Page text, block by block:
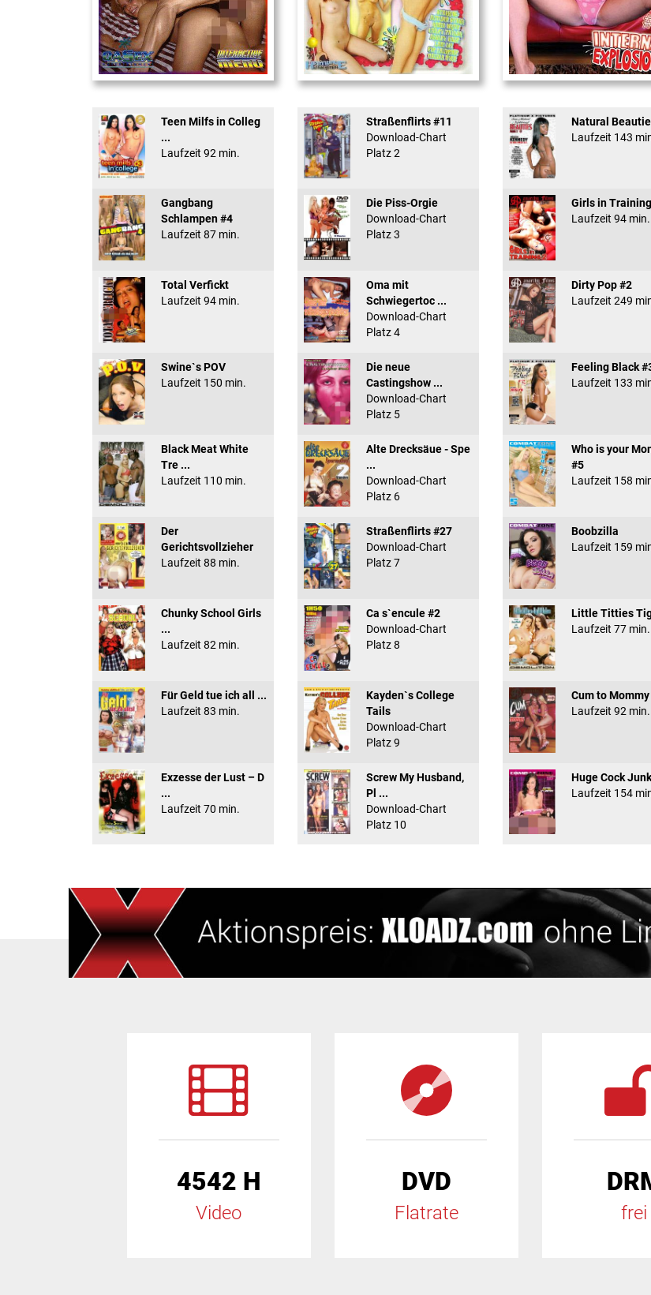
Eine Sexplosieve Fam ...
Teen Milfs in Colleg
...
Laufzeit 92 min.
Gangbang
Schlampen #4
Laufzeit 87 min.
Total Verfickt
Laufzeit 94 min.
Swine`s POV
Laufzeit 150 min.
Black Meat White
Tre ...
Laufzeit 110 min.
Der
Gerichtsvollzieher
Laufzeit 88 min.
Chunky School Girls
...
Laufzeit 82 min.
Für Geld tue ich all ...
Laufzeit 83 min.
Exzesse der Lust – D
...
Laufzeit 70 min.
18 And Confused #8 - ...
Straßenflirts #11
Download-Chart
Platz 2
Die Piss-Orgie
Download-Chart
Platz 3
Oma mit
Schwiegertoc ...
Download-Chart
Platz 4
Die neue
Castingshow ...
Download-Chart
Platz 5
Alte Drecksäue - Spe
...
Download-Chart
Platz 6
Straßenflirts #27
Download-Chart
Platz 7
Ca s`encule #2
Download-Chart
Platz 8
Kayden`s College
Tails
Download-Chart
Platz 9
Screw My Husband,
Pl ...
Download-Chart
Platz 10
Internal Explosionen
Natural
Laufzeit 143
Girls in
Laufzeit 94 min.
Dirty Pop #2
Laufzeit 249
Feeling Black
Laufzeit 133
Who is your
#5
Laufzeit 158
Boobzilla
Laufzeit 159
Little Titties
Laufzeit 77 min.
Cum to
Laufzeit 92 min.
Huge Cock
Laufzeit 154
4542 H
Video
DVD
Flatrate frei